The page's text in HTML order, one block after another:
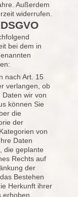
Außerdem
widerrufen.
bei dem in
nach Art. 15
verlangen, ob
wir von
können Sie
die
der
von
Daten
die geplante
Rechts auf
der
Bestehen
Herkunft ihrer
erhoben